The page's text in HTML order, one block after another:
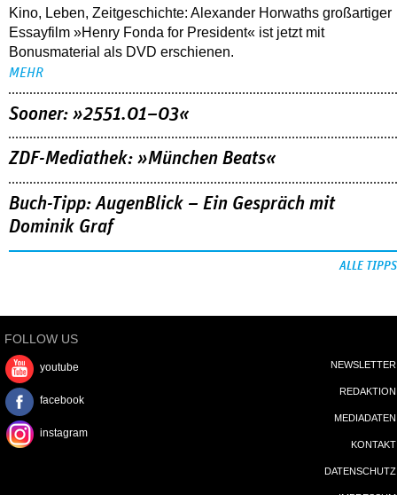
Kino, Leben, Zeitgeschichte: Alexander Horwaths großartiger
Essayfilm »Henry Fonda for President« ist jetzt mit
Bonusmaterial als DVD erschienen.
MEHR
Sooner: »2551.01–03«
ZDF-Mediathek: »München Beats«
Buch-Tipp: AugenBlick – Ein Gespräch mit
Dominik Graf
ALLE TIPPS
FOLLOW US
youtube
facebook
instagram
NEWSLETTER
REDAKTION
MEDIADATEN
KONTAKT
DATENSCHUTZ